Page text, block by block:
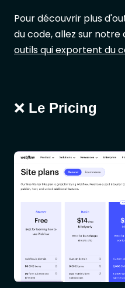
Pour découvrir plus
du code, allez sur notre
outils qui exportent du
❌ Le Pricing